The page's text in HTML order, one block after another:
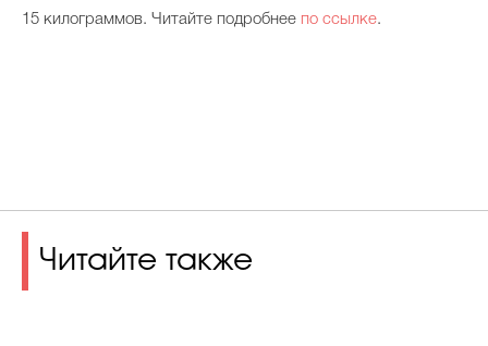
15 килограммов. Читайте подробнее по ссылке.
Читайте также